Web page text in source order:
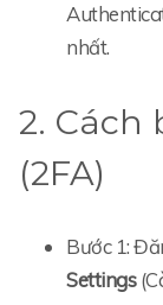
nhất.
2. Cách
(2FA)
Bước 1:
Settings